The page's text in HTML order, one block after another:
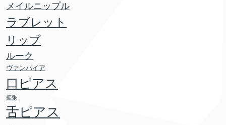
メイルニップル
ラブレット
リップ
ルーク
ヴァンパイア
口ピアス
拡張
舌ピアス